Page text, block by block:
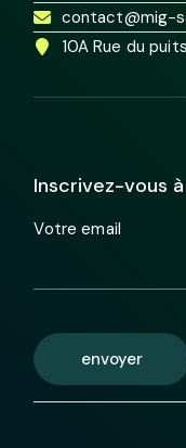
contact@mig-
10A Rue du
Inscrivez-vous
Votre email
envoyer